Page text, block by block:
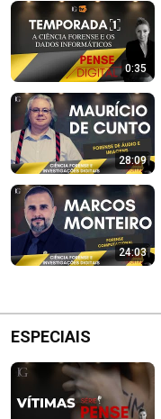
0:35
28:09
24:03
ESPECIAIS